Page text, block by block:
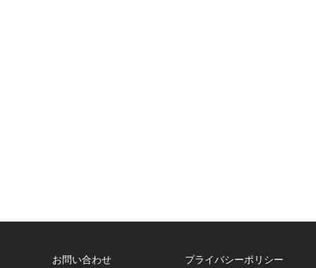
お問い合わせ プライバシーポリシー